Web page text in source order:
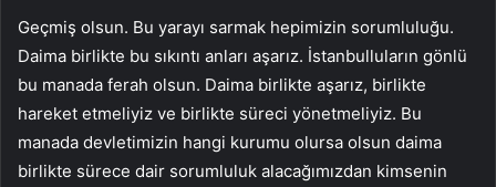
Geçmiş olsun. Bu yarayı sarmak hepimizin sorumluluğu.
Daima birlikte bu sıkıntı anları aşarız. İstanbulluların gönlü
bu manada ferah olsun. Daima birlikte aşarız, birlikte
hareket etmeliyiz ve birlikte süreci yönetmeliyiz. Bu
manada devletimizin hangi kurumu olursa olsun daima
birlikte sürece dair sorumluluk alacağımızdan kimsenin